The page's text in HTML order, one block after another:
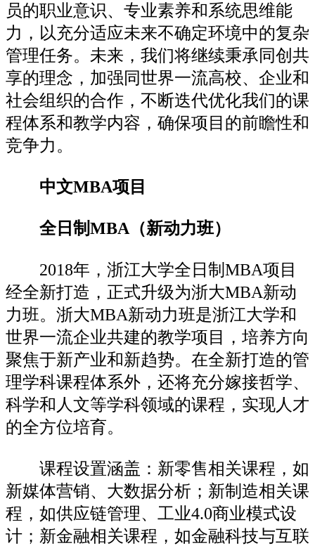
员的职业意识、专业素养和系统思维能
力，以充分适应未来不确定环境中的复杂
管理任务。未来，我们将继续秉承同创共
享的理念，加强同世界一流高校、企业和
社会组织的合作，不断迭代优化我们的课
程体系和教学内容，确保项目的前瞻性和
竞争力。
中文MBA项目
全日制MBA（新动力班）
2018年，浙江大学全日制MBA项目
经全新打造，正式升级为浙大MBA新动
力班。浙大MBA新动力班是浙江大学和
世界一流企业共建的教学项目，培养方向
聚焦于新产业和新趋势。在全新打造的管
理学科课程体系外，还将充分嫁接哲学、
科学和人文等学科领域的课程，实现人才
的全方位培育。
课程设置涵盖：新零售相关课程，如
新媒体营销、大数据分析；新制造相关课
程，如供应链管理、工业4.0商业模式设
计；新金融相关课程，如金融科技与互联